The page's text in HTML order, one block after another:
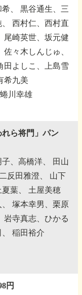
、
黒谷通生、三
西村仁、西村直
尾崎英世、坂元健
佐々木しんじゅ、
田よしこ、上島雪
希九美
川幸雄
ら将門」パン
、高橋洋、
田山
反田雅澄、
山下
葉、
土屋美穂
塚本幸男、栗原
岩寺真志、ひかる
稲田裕介
円